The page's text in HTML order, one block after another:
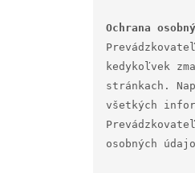
kedykoľvek
stránkach.
všetkých
osobných